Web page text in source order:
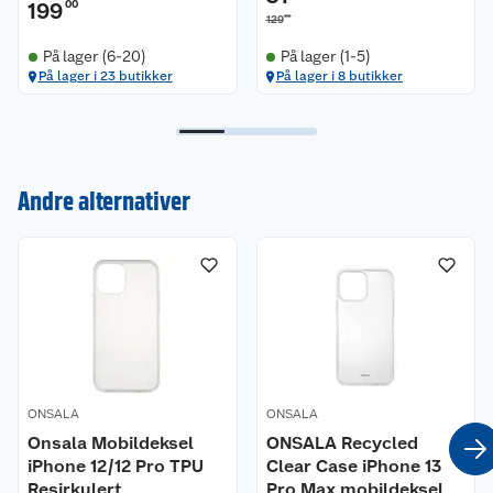
Beskytter mot støt, riper, smuss og støv
19900
På lager (6-20)
På lager i 23 butikker
12900
På lager (1-5)
På lager i 8 butikker
Andre alternativer
ONSALA
Onsala Mobildeksel
iPhone 12/12 Pro TPU
ONSALA
ONSALA Recycled
Clear Case iPhone 13
Våre merkevarer
Coop kjeder
Ofte stilte spørsmål
Betalingsalternativer